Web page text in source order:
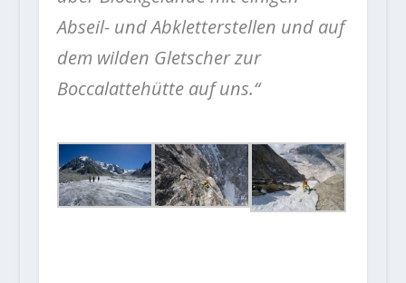
Abseil- und Abkletterstellen und auf
dem wilden Gletscher zur
Boccalattehütte auf uns.“